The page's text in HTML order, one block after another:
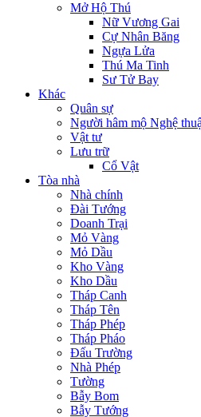
Mở Hộ Thú
Nữ Vương Gai
Cự Nhân Băng
Ngựa Lửa
Thú Ma Tinh
Sư Tử Bay
Khác
Quân sự
Người hâm mộ Nghệ
Vật tư
Lưu trữ
Cổ Vật
Tòa nhà
Nhà chính
Đài Tướng
Doanh Trại
Mỏ Vàng
Mỏ Dầu
Kho Vàng
Kho Dầu
Tháp Canh
Tháp Tên
Tháp Phép
Tháp Pháo
Đấu Trường
Nhà Phép
Tường
Bẫy Bom
Bẫy Tướng